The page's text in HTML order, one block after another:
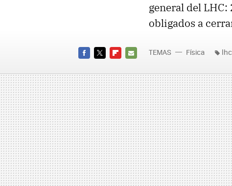
general del
obligados a
MAIL
TEMAS Física lhc